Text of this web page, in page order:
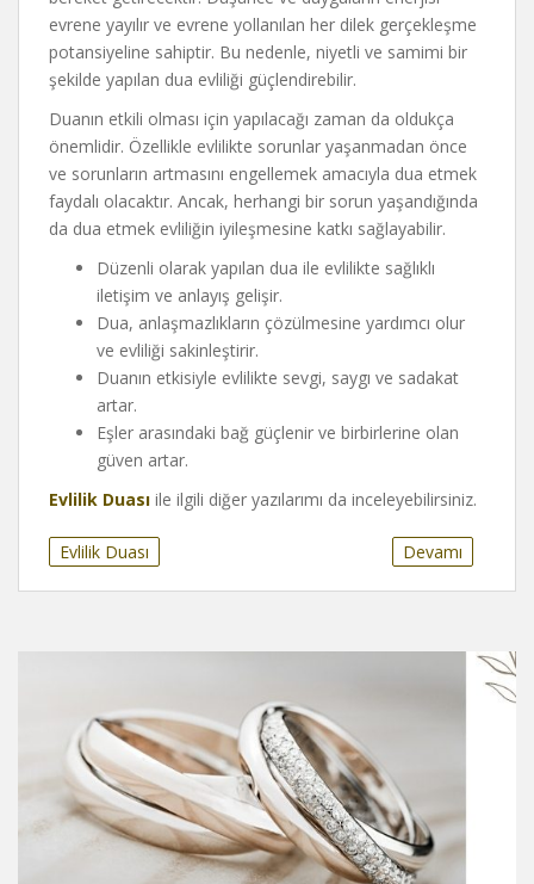
evrene yayılır ve evrene yollanılan her dilek gerçekleşme
potansiyeline sahiptir. Bu nedenle, niyetli ve samimi bir
şekilde yapılan dua evliliği güçlendirebilir.
Duanın etkili olması için yapılacağı zaman da oldukça
önemlidir. Özellikle evlilikte sorunlar yaşanmadan önce
ve sorunların artmasını engellemek amacıyla dua etmek
faydalı olacaktır. Ancak, herhangi bir sorun yaşandığında
da dua etmek evliliğin iyileşmesine katkı sağlayabilir.
Düzenli olarak yapılan dua ile evlilikte sağlıklı
iletişim ve anlayış gelişir.
Dua, anlaşmazlıkların çözülmesine yardımcı olur
ve evliliği sakinleştirir.
Duanın etkisiyle evlilikte sevgi, saygı ve sadakat
artar.
Eşler arasındaki bağ güçlenir ve birbirlerine olan
güven artar.
Evlilik Duası ile ilgili diğer yazılarımı da inceleyebilirsiniz.
Devamı
Evlilik Duası